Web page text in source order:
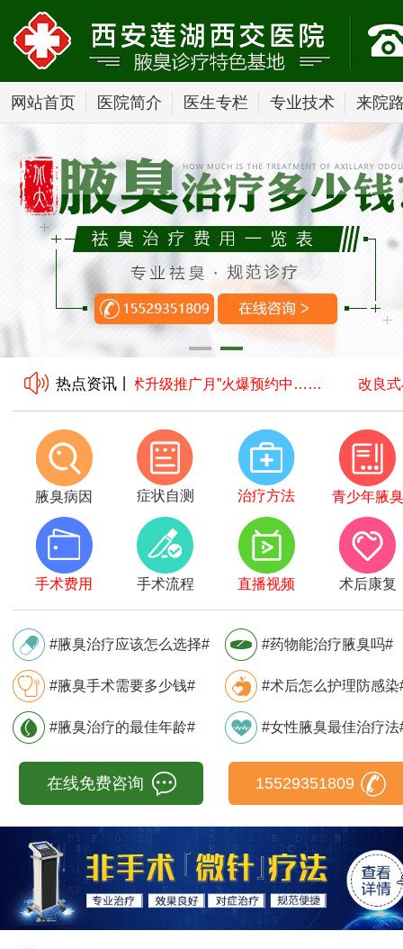
网站首页 医院简介 医生专栏 专业技术 来院
热点资讯丨
口汗腺清除术技术升级推广月”火爆预约中…… 改良式
腋臭病因 症状自测 治疗方法 青少年腋臭
手术费用 手术流程 直播视频 术后康复
#腋臭治疗应该怎么选择# #药物能治疗腋臭吗#
#腋臭手术需要多少钱# #术后怎么护理防感染
#腋臭治疗的最佳年龄# #女性腋臭最佳治疗法
在线免费咨询 15529351809